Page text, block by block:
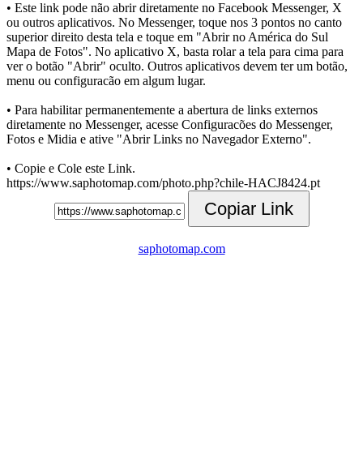
• Este link pode não abrir diretamente no Facebook Messenger, X
ou outros aplicativos. No Messenger, toque nos 3 pontos no canto
superior direito desta tela e toque em "Abrir no América do Sul
Mapa de Fotos". No aplicativo X, basta rolar a tela para cima para
ver o botão "Abrir" oculto. Outros aplicativos devem ter um botão,
menu ou configuracão em algum lugar.
• Para habilitar permanentemente a abertura de links externos
diretamente no Messenger, acesse Configuracões do Messenger,
Fotos e Midia e ative "Abrir Links no Navegador Externo".
• Copie e Cole este Link.
https://www.saphotomap.com/photo.php?chile-HACJ8424.pt
Copiar Link
saphotomap.com